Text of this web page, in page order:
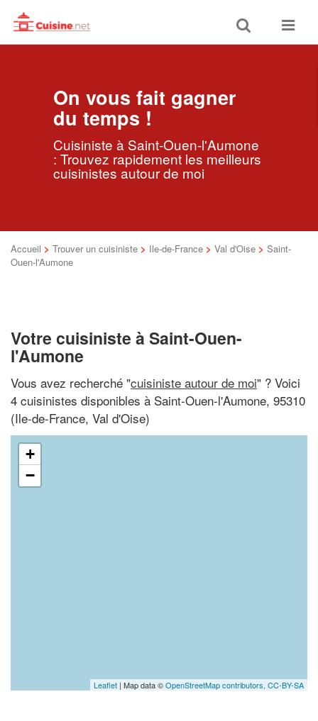
Toggle
search
Toggle
On vous fait gagner
du temps !
Cuisiniste à Saint-Ouen-l'Aumone
: Trouvez rapidement les meilleurs
cuisinistes autour de moi
Accueil > Trouver un cuisiniste > Ile-de-France > Val d'Oise > Saint-
Ouen-l'Aumone
Votre cuisiniste à Saint-Ouen-
l'Aumone
Vous avez recherché "cuisiniste autour de moi" ? Voici
4 cuisinistes disponibles à Saint-Ouen-l'Aumone, 95310
(Ile-de-France, Val d'Oise)
+
−
Leaflet | Map data ©OpenStreetMap contributors, CC-BY-SA